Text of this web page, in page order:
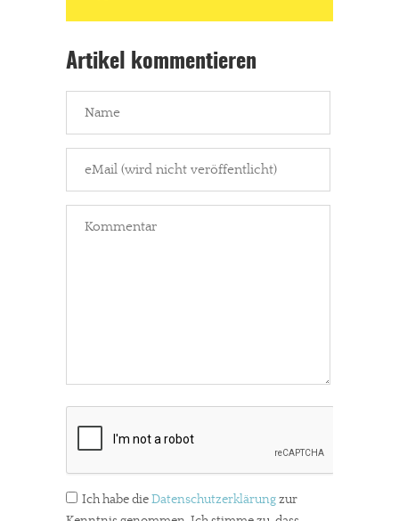
Artikel kommentieren
Ich habe dieDatenschutzerklärungzur